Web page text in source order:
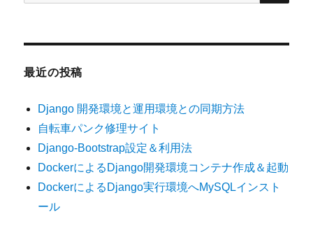
索:
最近の投稿
Django 開発環境と運用環境との同期方法
自転車パンク修理サイト
Django-Bootstrap設定＆利用法
DockerによるDjango開発環境コンテナ作成＆起動
DockerによるDjango実行環境へMySQLインスト
ール